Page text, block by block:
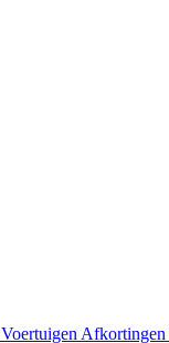
Voertuigen Afkortingen